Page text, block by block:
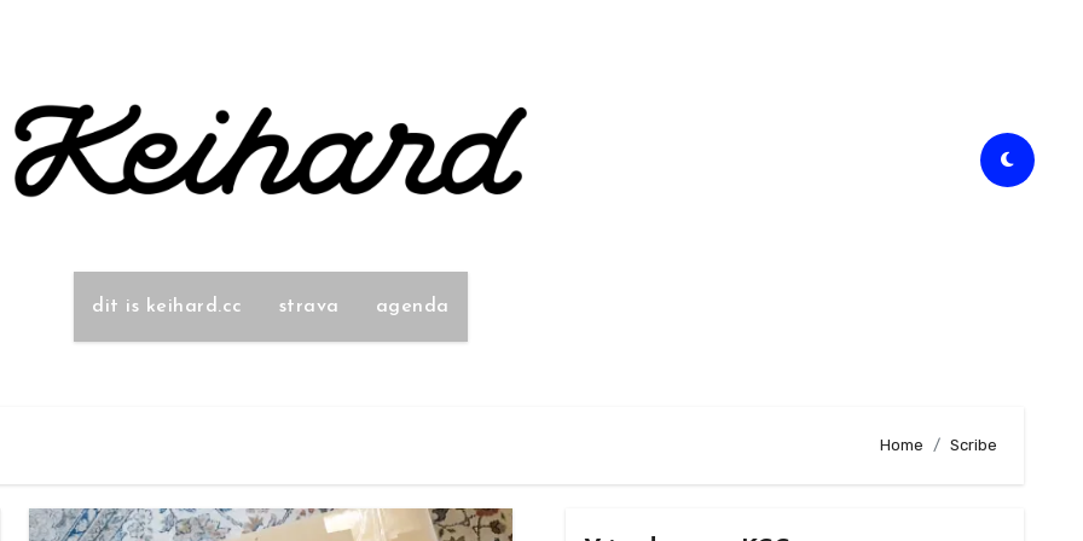
dit is keihard.cc strava agenda
Home Scribe